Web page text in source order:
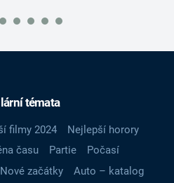
témata
filmy 2024
Nejlepší horory
času Partie
Počasí
začátky
Auto – katalog